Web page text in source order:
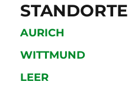
STANDORTE
AURICH
WITTMUND
LEER